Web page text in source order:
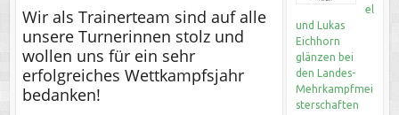
Wir als Trainerteam sind auf alle
unsere Turnerinnen stolz und
wollen uns für ein sehr
erfolgreiches Wettkampfsjahr
bedanken!
el
und Lukas
Eichhorn
glänzen bei
den Landes-
Mehrkampfmei
sterschaften